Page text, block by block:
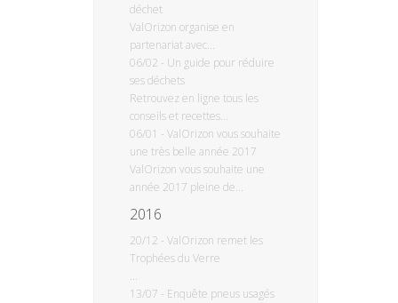
déchet
ValOrizon organise en
partenariat avec...
06/02 - Un guide pour réduire
ses déchets
Retrouvez en ligne tous les
conseils et recettes...
06/01 - ValOrizon vous souhaite
une très belle année 2017
ValOrizon vous souhaite une
année 2017 pleine de...
2016
20/12 - ValOrizon remet les
Trophées du Verre
...
13/07 - Enquête pneus usagés